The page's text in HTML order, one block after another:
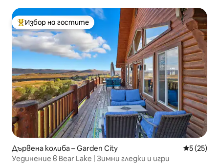
Най-популярен избор на гостите
Избор на гостите
Дървена колиба – Garden City Средна
5 (25)
Уединение в Bear Lake | Зимни гледки и игри